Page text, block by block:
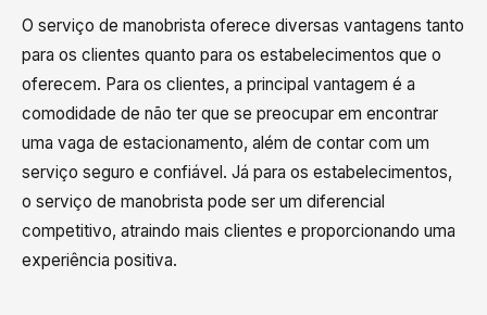
O serviço de manobrista oferece diversas vantagens tanto
para os clientes quanto para os estabelecimentos que o
oferecem. Para os clientes, a principal vantagem é a
comodidade de não ter que se preocupar em encontrar
uma vaga de estacionamento, além de contar com um
serviço seguro e confiável. Já para os estabelecimentos,
o serviço de manobrista pode ser um diferencial
competitivo, atraindo mais clientes e proporcionando uma
experiência positiva.